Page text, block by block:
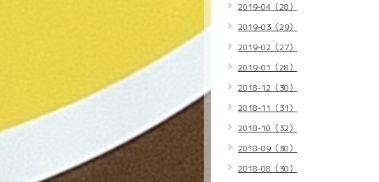
2019-04（28）
2019-03（29）
2019-02（27）
2019-01（28）
2018-12（30）
2018-11（31）
2018-10（32）
2018-09（30）
2018-08（30）